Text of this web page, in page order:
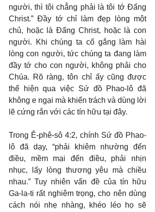
người, thì tôi chẳng phải là tôi tớ Đấng
Christ.” Đầy tớ chỉ làm đẹp lòng một
chủ, hoặc là Đấng Christ, hoặc là con
người. Khi chúng ta cố gắng làm hài
lòng con người, tức chúng ta đang làm
đầy tớ cho con người, không phải cho
Chúa. Rõ ràng, tôn chỉ ấy cũng được
thể hiện qua việc Sứ đồ Phao-lô đã
không e ngại mà khiển trách và dùng lời
lẽ cứng rắn với các tín hữu tại đây.
Trong Ê-phê-sô 4:2, chính Sứ đồ Phao-
lô đã dạy, “phải khiêm nhường đến
điều, mềm mại đến điều, phải nhịn
nhục, lấy lòng thương yêu mà chiều
nhau.” Tuy nhiên vấn đề của tín hữu
Ga-la-ti rất nghiêm trọng, cho nên dùng
cách nói nhẹ nhàng, khéo léo họ sẽ